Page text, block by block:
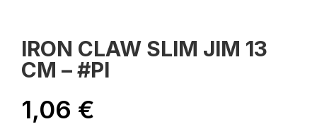
IRON CLAW SLIM JIM 13
CM – #PI
1,06 €